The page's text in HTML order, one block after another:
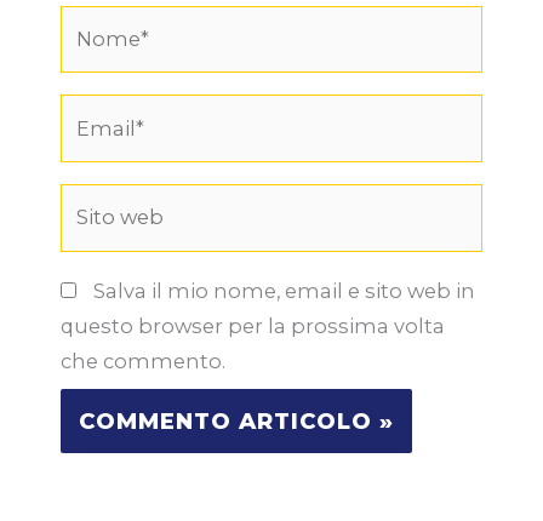
Salva il mio nome, email e sito web in
questo browser per la prossima volta
che commento.